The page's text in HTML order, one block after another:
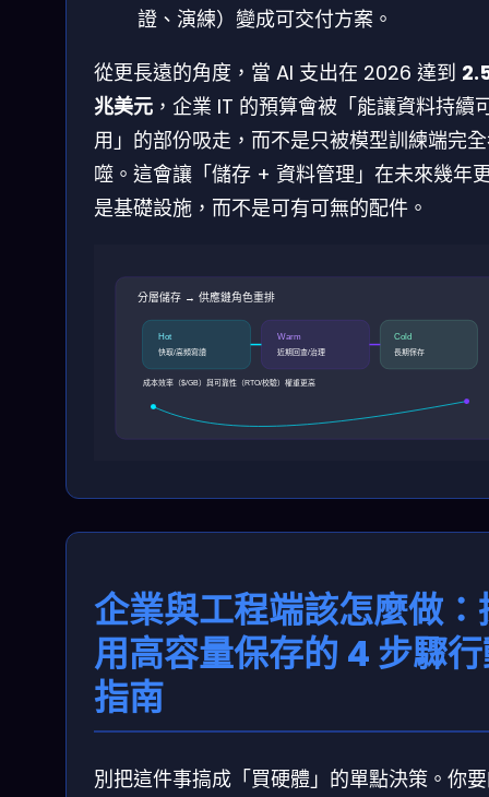
證、演練）變成可交付方案。
從更長遠的角度，當 AI 支出在 2026 達到
兆美元 ，企業 IT 的預算會被「能讓資料持續
用」的部份吸走，而不是只被模型訓練端完
噬。這會讓「儲存 + 資料管理」在未來幾年
是基礎設施，而不是可有可無的配件。
分層儲存 → 供應鏈角色重排
Hot
快取/高頻寫讀
Warm
近期回查/治理
Cold
長期保存
成本效率（$/GB）與可靠性（RTO/校驗）權重更高
企業與工程端該怎麼做：
用高容量保存的 4 步驟
指南
別把這件事搞成「買硬體」的單點決策。你